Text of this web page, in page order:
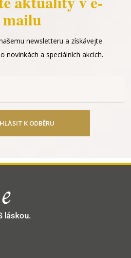
mailu
newsletteru a získávejte
novinkách a speciálních akcích.
K ODBĚRU
láskou.